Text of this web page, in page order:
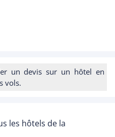
un devis sur un hôtel en
vols.
les hôtels de la